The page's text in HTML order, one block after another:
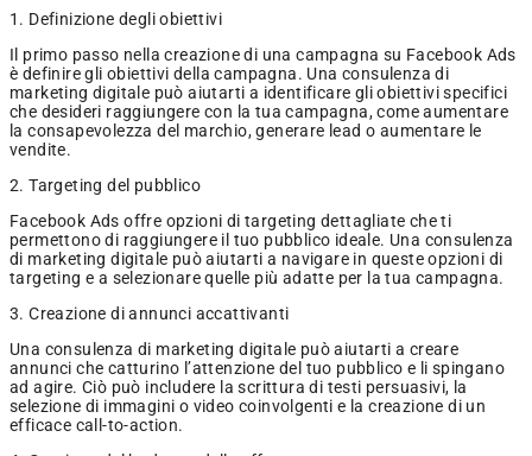
1. Definizione degli obiettivi
Il primo passo nella creazione di una campagna su Facebook Ads
è definire gli obiettivi della campagna. Una consulenza di
marketing digitale può aiutarti a identificare gli obiettivi specifici
che desideri raggiungere con la tua campagna, come aumentare
la consapevolezza del marchio, generare lead o aumentare le
vendite.
2. Targeting del pubblico
Facebook Ads offre opzioni di targeting dettagliate che ti
permettono di raggiungere il tuo pubblico ideale. Una consulenza
di marketing digitale può aiutarti a navigare in queste opzioni di
targeting e a selezionare quelle più adatte per la tua campagna.
3. Creazione di annunci accattivanti
Una consulenza di marketing digitale può aiutarti a creare
annunci che catturino l’attenzione del tuo pubblico e li spingano
ad agire. Ciò può includere la scrittura di testi persuasivi, la
selezione di immagini o video coinvolgenti e la creazione di un
efficace call-to-action.